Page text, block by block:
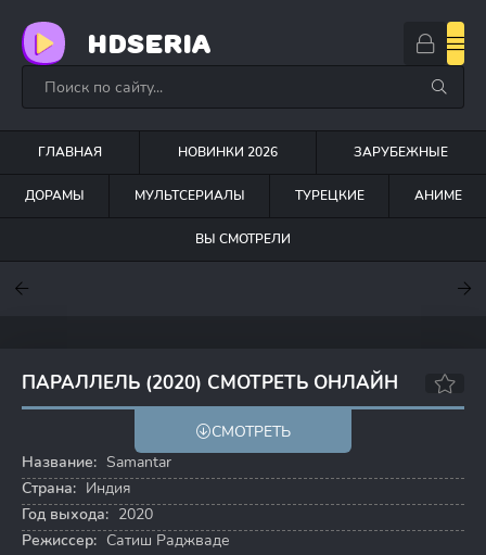
HDSERIA
ГЛАВНАЯ НОВИНКИ 2026 ЗАРУБЕЖНЫЕ
ДОРАМЫ МУЛЬТСЕРИАЛЫ ТУРЕЦКИЕ АНИМЕ
ВЫ СМОТРЕЛИ
ПАРАЛЛЕЛЬ (2020) СМОТРЕТЬ ОНЛАЙН
8.5
СМОТРЕТЬ
Название: Samantar
Страна: Индия
Год выхода: 2020
Режиссер: Сатиш Раджваде